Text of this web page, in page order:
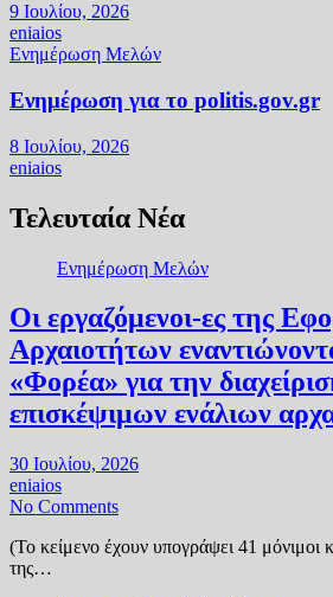
9 Ιουλίου, 2026
eniaios
Ενημέρωση Μελών
Ενημέρωση για το politis.gov.gr
8 Ιουλίου, 2026
eniaios
Τελευταία Νέα
Ενημέρωση Μελών
Οι εργαζόμενοι-ες της
Αρχαιοτήτων
«Φορέα» για την
επισκέψιμων ενάλιων
30 Ιουλίου, 2026
eniaios
No Comments
(Το κείμενο έχουν υπογράψει 41 μόνιμοι
της…